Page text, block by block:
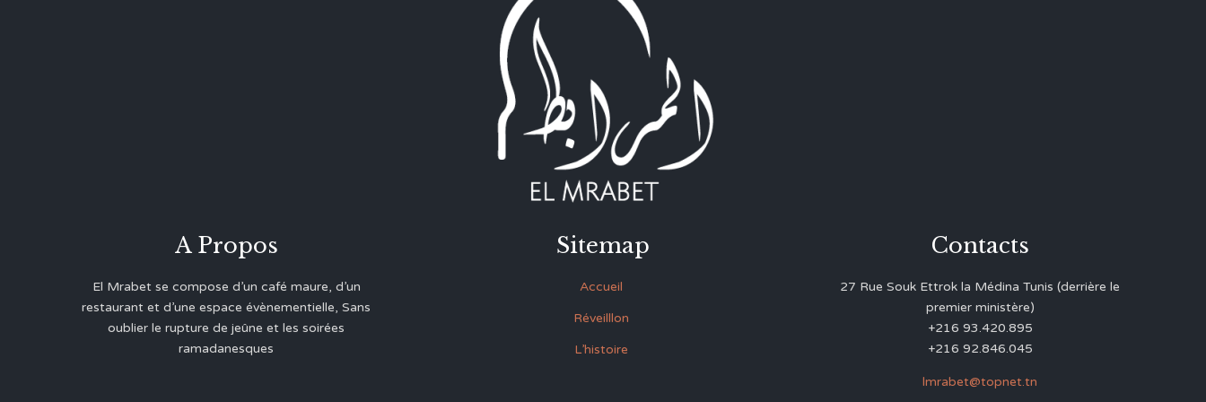
A Propos
El Mrabet se compose d’un café maure, d’un
restaurant et d’une espace évènementielle, Sans
oublier le rupture de jeûne et les soirées
ramadanesques
Sitemap
Accueil
Réveilllon
L’histoire
Contacts
27 Rue Souk Ettrok la Médina Tunis (derrière le
premier ministère)
+216 93.420.895
+216 92.846.045
lmrabet@topnet.tn